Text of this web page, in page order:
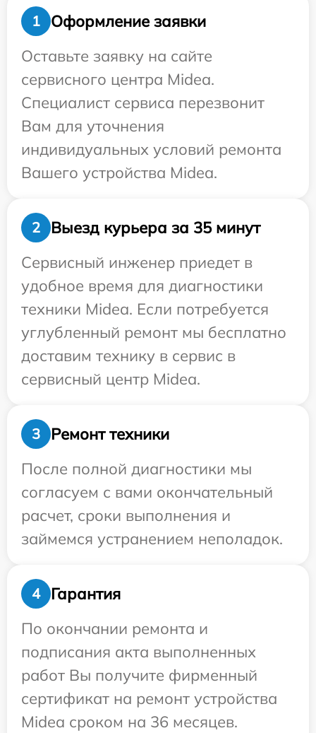
1
Оформление заявки
Оставьте заявку на сайте
сервисного центра Midea.
Специалист сервиса перезвонит
Вам для уточнения
индивидуальных условий ремонта
Вашего устройства Midea.
2
Выезд курьера за 35 минут
Сервисный инженер приедет в
удобное время для диагностики
техники Midea. Если потребуется
углубленный ремонт мы бесплатно
доставим технику в сервис в
сервисный центр Midea.
3
Ремонт техники
После полной диагностики мы
согласуем с вами окончательный
расчет, сроки выполнения и
займемся устранением неполадок.
4
Гарантия
По окончании ремонта и
подписания акта выполненных
работ Вы получите фирменный
сертификат на ремонт устройства
Midea сроком на 36 месяцев.